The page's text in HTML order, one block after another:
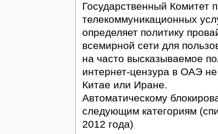
Государственный Комитет
телекоммуникационных
определяет политику
всемирной сети для
на часто высказываемое
интернет-цензура в ОАЭ
Китае или Иране.
Автоматическому
следующим категориям
2012 года)